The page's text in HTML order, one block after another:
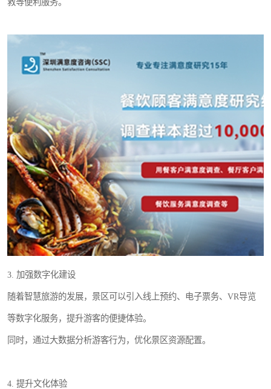
3. 加强数字化建设
随着智慧旅游的发展，景区可以引入线上预约、电子票务、VR导览
等数字化服务，提升游客的便捷体验。
同时，通过大数据分析游客行为，优化景区资源配置。
4. 提升文化体验